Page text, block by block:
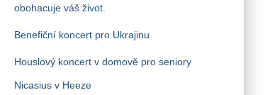
obohacuje váš život.
Benefiční koncert pro Ukrajinu
Houslový koncert v domově pro seniory
Nicasius v Heeze